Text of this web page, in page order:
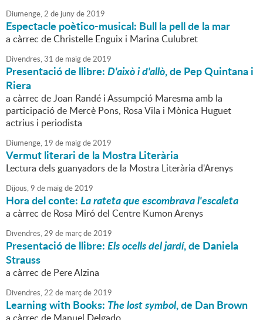
Diumenge,2 de junyde2019
Espectacle poètico-musical: Bull la pell de la mar
a càrrec de Christelle Enguix i Marina Culubret
Divendres,31 de maigde2019
Presentació de llibre:D'això i d'allò, de Pep Quintana i
Riera
a càrrec de Joan Randé i Assumpció Maresma amb la
participació de Mercè Pons, Rosa Vila i Mònica Huguet
actrius i periodista
Diumenge, 19 de maigde2019
Vermut literari de la Mostra Literària
Lectura dels guanyadors de la Mostra Literària d'Arenys
Dijous,9 de maigde2019
Hora del conte:La rateta que escombrava l'escaleta
a càrrec de Rosa Miró del Centre Kumon Arenys
Divendres,29 de marçde2019
Presentació de llibre:Els ocells del jardí, de Daniela
Strauss
a càrrec de Pere Alzina
Divendres,22 de marçde2019
Learning with Books: The lost symbol, de Dan Brown